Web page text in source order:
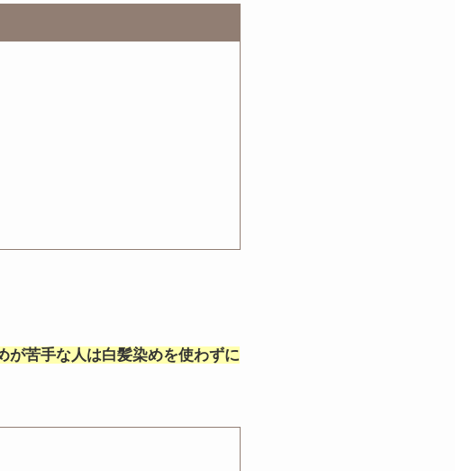
が苦手な人は白髪染めを使わずに